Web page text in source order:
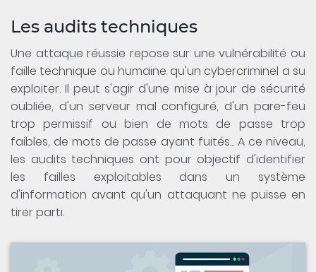
Les audits techniques
Une attaque réussie repose sur une vulnérabilité ou
faille technique ou humaine qu'un cybercriminel a su
exploiter. Il peut s'agir d'une mise à jour de sécurité
oubliée, d'un serveur mal configuré, d'un pare-feu
trop permissif ou bien de mots de passe trop
faibles, de mots de passe ayant fuités... A ce niveau,
les audits techniques ont pour objectif d'identifier
les failles exploitables dans un système
d'information avant qu'un attaquant ne puisse en
tirer parti.